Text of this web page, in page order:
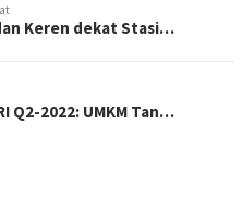
Keren dekat Stasi…
Q2-2022: UMKM Tan…